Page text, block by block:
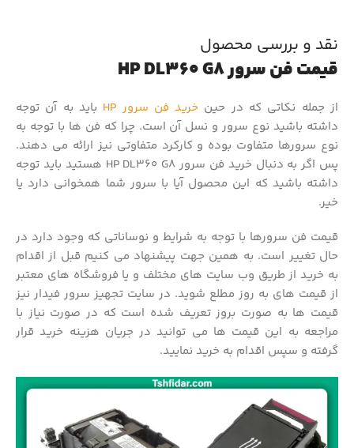
نقد و بررسی محصول
قیمت فن سرور HP DL360 G8
از جمله نکاتی که در حین خرید فن سرور HP
باید به آن توجه
داشته باشید نوع سرور و نسل آن است. چرا که فن ها با توجه به
نوع سرورها متفاوت بوده و کارکرد متفاوتی نیز ارائه می دهند.
پس اگر به دنبال خرید فن سرور HP DL360 G8 هستید باید توجه
داشته باشید که این محصول آیا با سرور شما همخوانی دارد یا
خیر.
قیمت فن سرورها با توجه به شرایط و نوساناتی که وجود دارد در
حال تغییر است. به همین جهت پیشنهاد می کنیم قبل از اقدام
به خرید از طریق وب سایت های مختلف و یا فروشگاه های معتبر
از قیمت های به روز مطلع شوید. در سایت تجهیز سرور فیدار نیز
قیمت ها به صورت بروز تعریف شده است که در صورت نیاز با
مراجعه به این قیمت ها می توانید در جریان هزینه خرید قرار
گرفته و سپس اقدام به خرید نمایید.